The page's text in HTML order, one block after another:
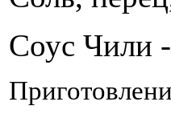
Соус Чили